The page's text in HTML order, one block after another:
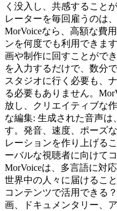
く没入し、共感すること
レーターを毎回雇うのは
MorVoiceなら、高額な費
ンを何度でも利用できま
画や制作に回すことがで
を入力するだけで、数分
スタジオに行く必要も、
る必要もありません。
放し、クリエイティブな
な編集: 生成された音声は
す。発音、速度、ポーズ
レーションを作り上げる
ーバルな視聴者に向けて
MorVoiceは、多言語に対
世界中の人々に届けるこ
コンテンツで活用できる
画、ドキュメンタリー、